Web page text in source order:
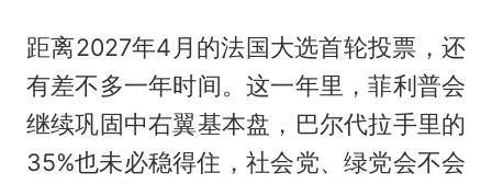
距离2027年4月的法国大选首轮投票，还
有差不多一年时间。这一年里，菲利普会
继续巩固中右翼基本盘，巴尔代拉手里的
35%也未必稳得住，社会党、绿党会不会